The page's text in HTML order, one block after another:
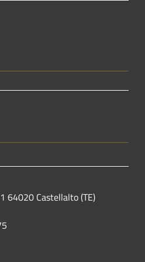
64020 Castellalto (TE)